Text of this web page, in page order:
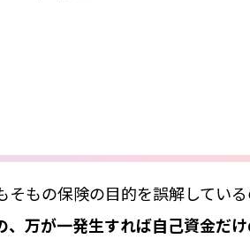
そもの保険の目的を誤解してい
万が一発生すれば自己資金だ